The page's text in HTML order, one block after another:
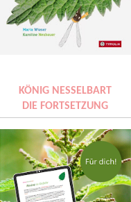
KÖNIG NESSELBART
DIE FORTSETZUNG